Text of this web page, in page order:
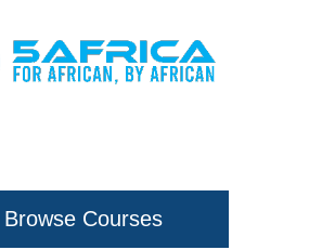
Browse Courses